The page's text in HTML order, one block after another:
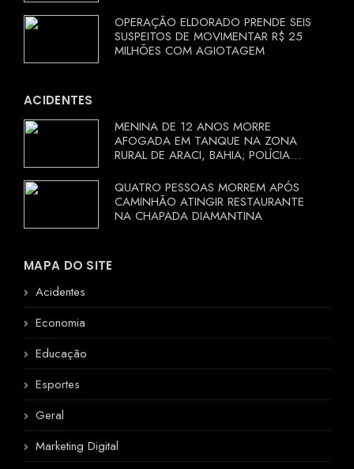
OPERAÇÃO ELDORADO PRENDE SEIS
SUSPEITOS DE MOVIMENTAR R$ 25
MILHÕES COM AGIOTAGEM
ACIDENTES
MENINA DE 12 ANOS MORRE
AFOGADA EM TANQUE NA ZONA
RURAL DE ARACI, BAHIA; POLÍCIA
QUATRO PESSOAS MORREM APÓS
CAMINHÃO ATINGIR RESTAURANTE
NA CHAPADA DIAMANTINA
MAPA DO SITE
Acidentes
Economia
Educação
Esportes
Geral
Marketing Digital